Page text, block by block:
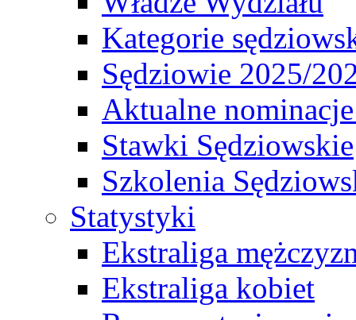
Kategorie
Sędziowie 2025/
Aktualne
Stawki Sędziowskie
Szkolenia
Statystyki
Ekstraliga
Ekstraliga kobiet